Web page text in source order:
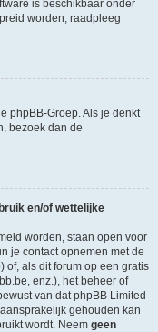
is beschikbaar onder
worden, raadpleeg
phpBB-Groep. Als je denkt
bezoek dan de
en/of wettelijke
worden, staan open voor
je contact opnemen met de
) of, als dit forum op een gratis
enz.), het beheer of
van dat phpBB Limited
gehouden kan
wordt. Neem geen